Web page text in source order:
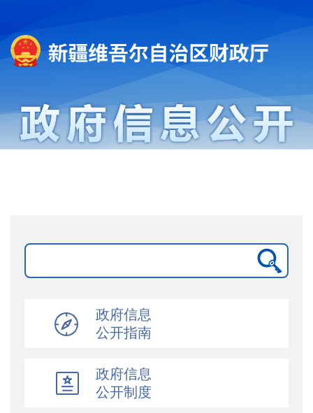
政府信息
公开指南
政府信息
公开制度